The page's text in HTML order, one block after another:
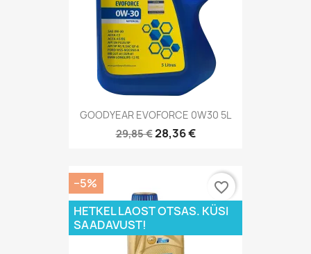
GOODYEAR EVOFORCE 0W30 5L
29,85 €28,36 €
−5%
HETKEL LAOST OTSAS. KÜSI
SAADAVUST!
favorite_border